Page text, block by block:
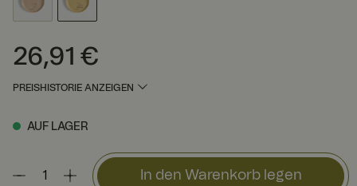
Preis 26,91 €
26,91 €
PREISHISTORIE ANZEIGEN
AUF LAGER
In den Warenkorb legen